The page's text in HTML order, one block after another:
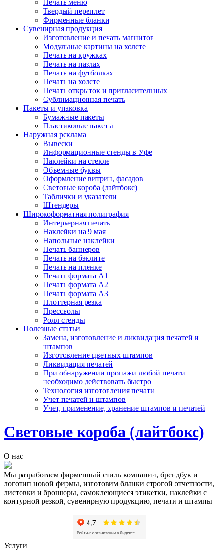
Печать меню
Твердый переплет
Фирменные бланки
Сувенирная продукция
Изготовление и печать магнитов
Модульные картины на холсте
Печать на кружках
Печать на пазлах
Печать на футболках
Печать на холсте
Печать открыток и пригласительных
Сублимационная печать
Пакеты и упаковка
Бумажные пакеты
Пластиковые пакеты
Наружная реклама
Вывески
Информационные стенды в Уфе
Наклейки на стекле
Объемные буквы
Оформление витрин, фасадов
Световые короба (лайтбокс)
Таблички и указатели
Штендеры
Широкоформатная полиграфия
Интерьерная печать
Наклейки на 9 мая
Напольные наклейки
Печать баннеров
Печать на бэклите
Печать на пленке
Печать формата А1
Печать формата А2
Печать формата А3
Плоттерная резка
Прессволы
Ролл стенды
Полезные статьи
Замена, изготовление и ликвидация печатей и
штампов
Изготовление цветных штампов
Ликвидация печатей
При обнаружении пропажи любой печати
необходимо действовать быстро
Технология изготовления печати
Учет печатей и штампов
Учет, применение, хранение штампов и печатей
Световые короба (лайтбокс)
О нас
Мы разработаем фирменный стиль компании, брендбук и
логотип новой фирмы, изготовим бланки строгой отчетности,
листовки и брошюры, самоклеющиеся этикетки, наклейки с
контурной резкой, сувенирную продукцию, печати и штампы
Услуги